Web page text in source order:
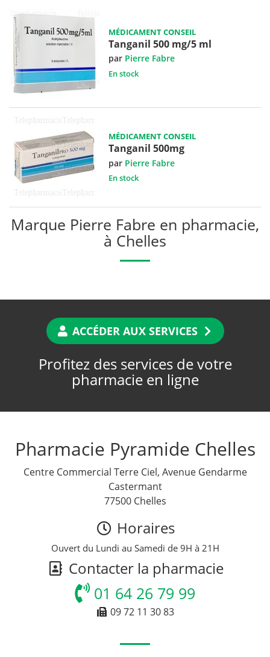
MÉDICAMENT CONSEIL
Tanganil 500 mg/5 ml
par Pierre Fabre
En stock
MÉDICAMENT CONSEIL
Tanganil 500mg
par Pierre Fabre
En stock
Marque Pierre Fabre en pharmacie,
à Chelles
ACCÉDER AUX SERVICES
Profitez des services de votre
pharmacie en ligne
Pharmacie Pyramide Chelles
Centre Commercial Terre Ciel, Avenue Gendarme
Castermant
77500 Chelles
Horaires
Ouvert du Lundi au Samedi de 9H à 21H
Contacter la pharmacie
01 64 26 79 99
09 72 11 30 83